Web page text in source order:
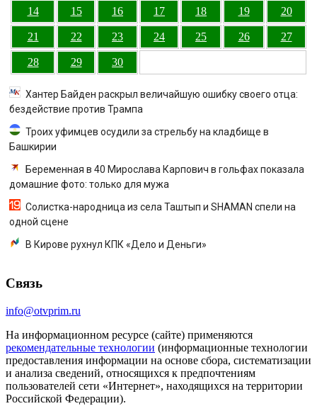
14 15 16 17 18 19 20
21 22 23 24 25 26 27
28 29 30
Хантер Байден раскрыл величайшую ошибку своего отца:
бездействие против Трампа
Троих уфимцев осудили за стрельбу на кладбище в
Башкирии
Беременная в 40 Мирослава Карпович в гольфах показала
домашние фото: только для мужа
Солистка-народница из села Таштып и SHAMAN спели на
одной сцене
В Кирове рухнул КПК «Дело и Деньги»
Связь
info@otvprim.ru
На информационном ресурсе (сайте) применяются
рекомендательные технологии (информационные технологии
предоставления информации на основе сбора, систематизации
и анализа сведений, относящихся к предпочтениям
пользователей сети «Интернет», находящихся на территории
Российской Федерации).